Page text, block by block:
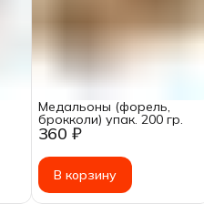
360 ₽
Медальоны (форель,
брокколи) упак. 200 гр.
В корзину